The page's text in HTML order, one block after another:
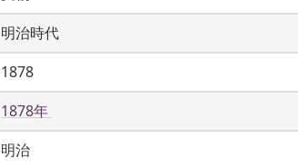
明治時代
1878
1878年
明治